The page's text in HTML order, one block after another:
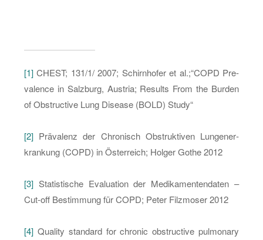
[1] CHEST; 131/1/ 2007; Schirn­ho­fer et al.;“COPD Pre­
va­lence in Salz­burg, Aus­tria; Re­sults From the Bur­den
of Ob­struc­tive Lung Di­sea­se (BOLD) Study“
[2] Prä­va­lenz der Chro­nisch Ob­struk­ti­ven Lun­gen­er­
kran­kung (COPD) in Ös­ter­reich; Hol­ger Gothe 2012
[3] Sta­tis­ti­sche Eva­lua­ti­on der Me­di­ka­men­ten­da­ten –
Cut-off Be­stim­mung für COPD; Peter Filz­mo­ser 2012
[4] Qua­li­ty stan­dard for chro­nic ob­struc­tive pul­mo­na­ry